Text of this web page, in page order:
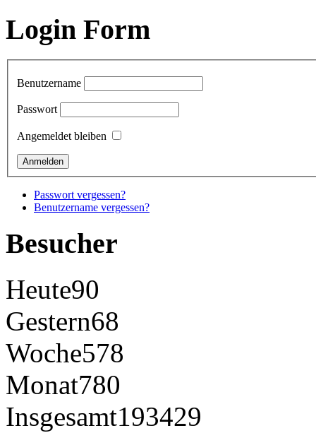
Login Form
Benutzername
Passwort
Angemeldet bleiben
Passwort vergessen?
Benutzername vergessen?
Besucher
Heute90
Gestern68
Woche578
Monat780
Insgesamt193429